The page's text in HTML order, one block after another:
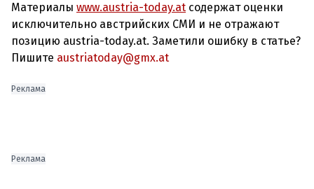
Материалы www.austria-today.at содержат оценки
исключительно австрийских СМИ и не отражают
позицию austria-today.at. Заметили ошибку в статье?
Пишите austriatoday@gmx.at
Реклама
Реклама